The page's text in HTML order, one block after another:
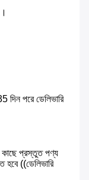
দিন পরে ডেলিভারি
কাছে প্রস্তুত পণ্য
হবে ((ডেলিভারি